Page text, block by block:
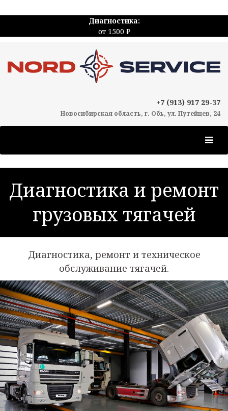
Диагностика:
от 1500 ₽
+7 (913) 917 29-37
Новосибирская область, г. Обь, ул. Путейцев, 24
Диагностика и ремонт
грузовых тягачей
Диагностика, ремонт и техническое
обслуживание тягачей.